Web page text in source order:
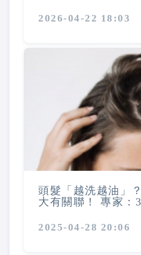
2026-04-22 18:03
頭髮「越洗越油」
大有關聯！ 專家：
2025-04-28 20:06